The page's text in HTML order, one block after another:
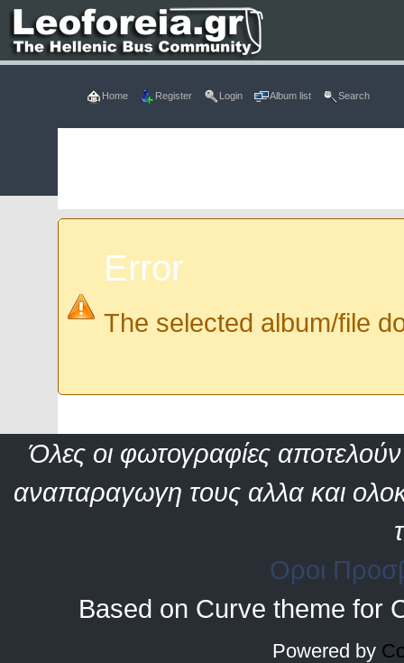
Home Register Login Album list Search
Error
The selected album/file
Όλες οι φωτογραφίες αποτελούν
αναπαραγωγη τους αλλα και
Οροι
Based on Curve theme for
Powered by